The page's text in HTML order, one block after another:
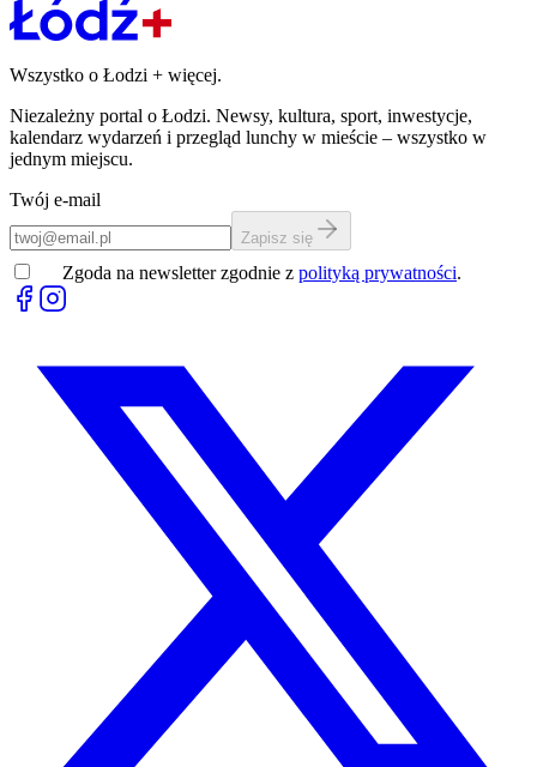
Wszystko o Łodzi + więcej.
Niezależny portal o Łodzi. Newsy, kultura, sport, inwestycje,
kalendarz wydarzeń i przegląd lunchy w mieście – wszystko w
jednym miejscu.
Twój e-mail
Zapisz się
Zgoda na newsletter zgodnie z polityką prywatności.